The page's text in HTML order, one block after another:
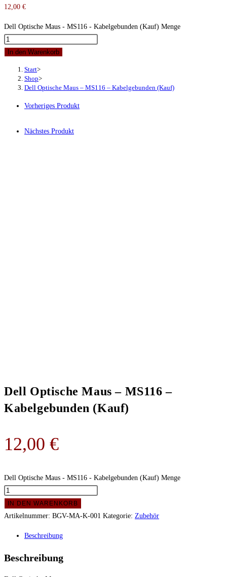
12,00 €
Dell Optische Maus - MS116 - Kabelgebunden (Kauf) Menge
In den Warenkorb
Start>
Shop>
Dell Optische Maus – MS116 – Kabelgebunden (Kauf)
Vorheriges Produkt
Nächstes Produkt
Dell Optische Maus – MS116 –
Kabelgebunden (Kauf)
12,00 €
Dell Optische Maus - MS116 - Kabelgebunden (Kauf) Menge
IN DEN WARENKORB
Artikelnummer: BGV-MA-K-001 Kategorie: Zubehör
Beschreibung
Beschreibung